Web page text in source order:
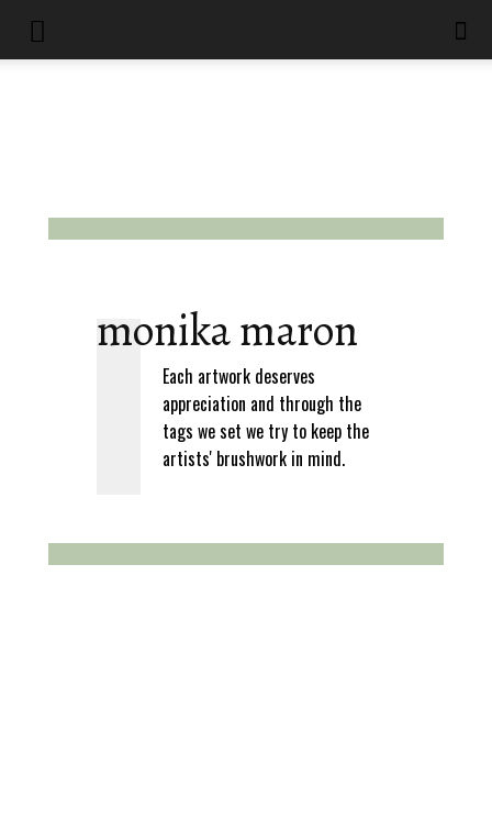
monika maron
Each artwork deserves
appreciation and through the
tags we set we try to keep the
artists' brushwork in mind.